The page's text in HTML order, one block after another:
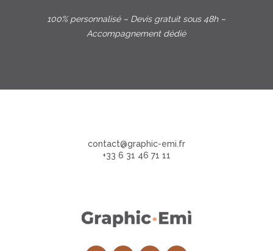
100% personnalisé – Devis gratuit sous 48h –
Accompagnement dédié
contact@graphic-emi.fr
+33 6 31 46 71 11